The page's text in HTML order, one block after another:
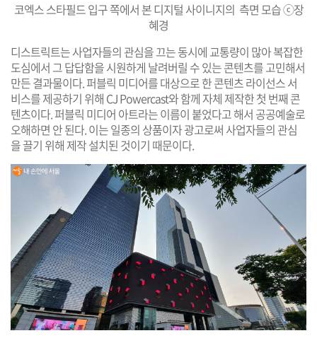
코엑스 스타필드 입구 쪽에서 본 디지털 사이니지의 측면 모습 ⓒ장
혜경
디스트릭트는 사업자들의 관심을 끄는 동시에 교통량이 많아 복잡한
도심에서 그 답답함을 시원하게 날려버릴 수 있는 콘텐츠를 고민해서
만든 결과물이다. 퍼블릭 미디어를 대상으로 한 콘텐츠 라이선스 서
비스를 제공하기 위해 CJ Powercast와 함께 자체 제작한 첫 번째 콘
텐츠이다. 퍼블릭 미디어 아트라는 이름이 붙었다고 해서 공공예술로
오해하면 안 된다. 이는 일종의 상품이자 광고로써 사업자들의 관심
을 끌기 위해 제작 설치된 것이기 때문이다.